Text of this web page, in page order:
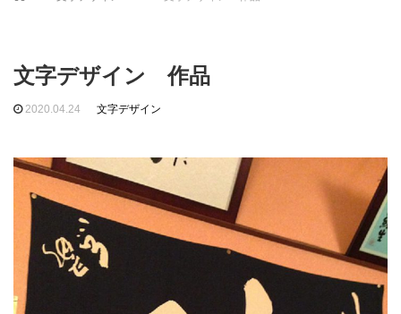
文字デザイン 作品
2020.04.24 文字デザイン